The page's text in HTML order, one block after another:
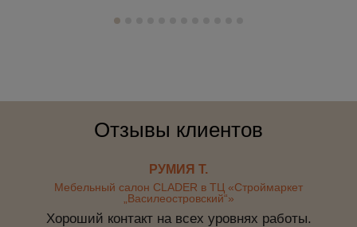
Отзывы клиентов
РУМИЯ Т.
Мебельный салон CLADER в ТЦ «Строймаркет
„Василеостровский“»
Хороший контакт на всех уровнях работы.